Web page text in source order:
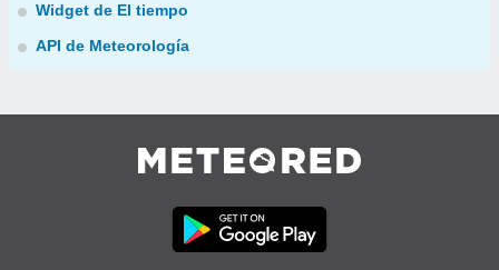
Widget de El tiempo
API de Meteorología